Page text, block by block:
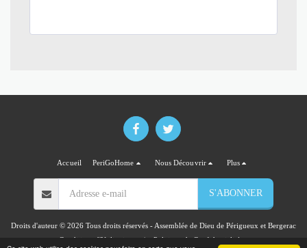
Accueil PeriGoHome Nous Découvrir Plus
S'ABONNER
Droits d'auteur © 2026 Tous droits réservés - Assemblée de Dieu de Périgueux et Bergerac
Conditions d'Utilisations
| Politique de Confidentialité